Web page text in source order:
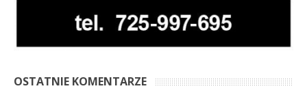
OSTATNIE KOMENTARZE